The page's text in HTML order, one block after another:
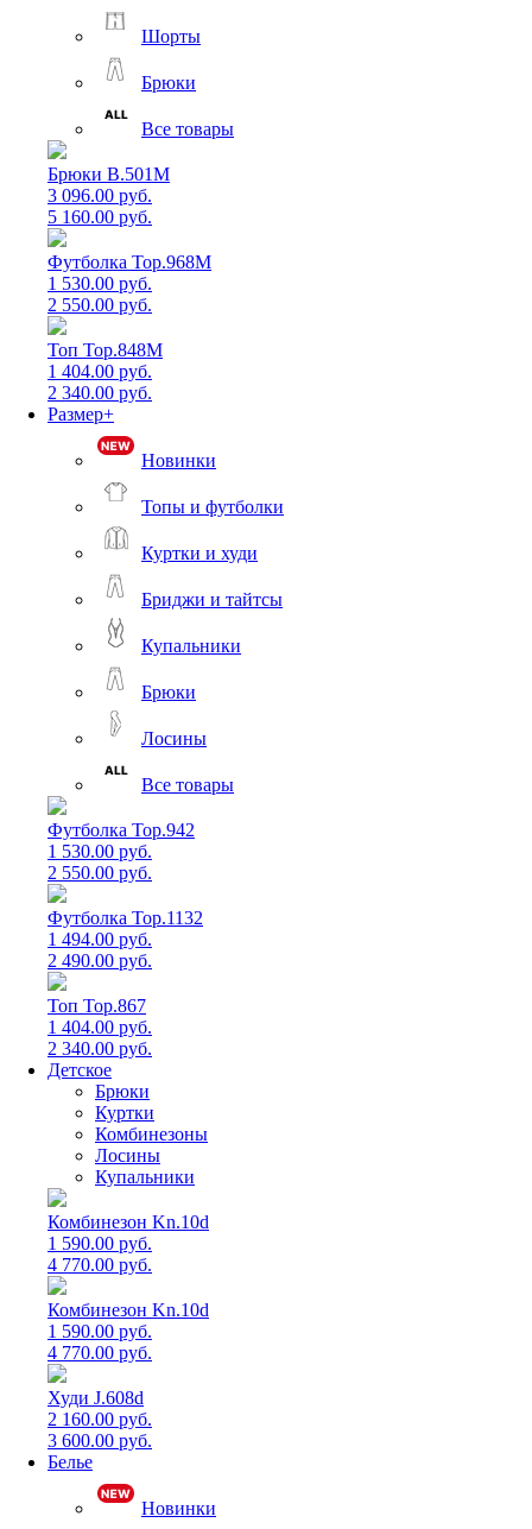
Шорты
Брюки
Все товары
Брюки B.501M
3 096.00 руб.
5 160.00 руб.
Футболка Top.968M
1 530.00 руб.
2 550.00 руб.
Топ Top.848M
1 404.00 руб.
2 340.00 руб.
Размер+
Новинки
Топы и футболки
Куртки и худи
Бриджи и тайтсы
Купальники
Брюки
Лосины
Все товары
Футболка Top.942
1 530.00 руб.
2 550.00 руб.
Футболка Top.1132
1 494.00 руб.
2 490.00 руб.
Топ Top.867
1 404.00 руб.
2 340.00 руб.
Детское
Брюки
Куртки
Комбинезоны
Лосины
Купальники
Комбинезон Kn.10d
1 590.00 руб.
4 770.00 руб.
Комбинезон Kn.10d
1 590.00 руб.
4 770.00 руб.
Худи J.608d
2 160.00 руб.
3 600.00 руб.
Белье
Новинки